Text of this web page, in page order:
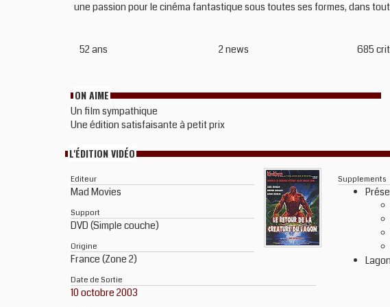
une passion pour le cinéma fantastique sous toutes ses formes, dans
52 ans 2 news 685
ON AIME
Un film sympathique
Une édition satisfaisante à petit prix
L'ÉDITION VIDÉO
Editeur
Mad Movies
Support
DVD (Simple couche)
Origine
France (Zone 2)
Date de Sortie
10 octobre 2003
Supplements